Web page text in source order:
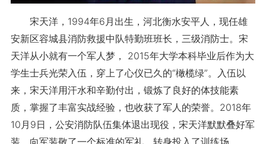
宋天洋，1994年6月出生，河北衡水安平人，现任雄
安新区容城县消防救援中队特勤班班长，三级消防士。宋
天洋从小就有一个军人梦， 2015年大学本科毕业后作为大
学生士兵光荣入伍，穿上了心仪已久的“橄榄绿”。入伍以
来，宋天洋用汗水和辛勤付出，锻炼了良好的体技能素
质，掌握了丰富实战经验，也收获了军人的荣誉。2018年
10月9日，公安消防队伍集体退出现役，宋天洋默默叠好军